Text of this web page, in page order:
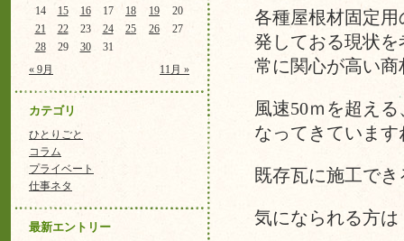
« 9月 11月 »
14
15 16 17 18 19
20
21
22 23 24 25 26
27
28
29 30 31
カテゴリ
ひとりごと
コラム
プライベート
仕事ネタ
最新エントリー
各種屋根材固定
発しておる現状
常に関心が高い
風速50ｍを超え
なってきています
既存瓦に施工で
気になられる方